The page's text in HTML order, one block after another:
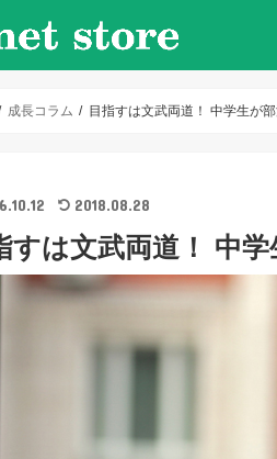
成長コラム 目指すは文武両道！ 中学生が
2018.08.28
すは文武両道！ 中